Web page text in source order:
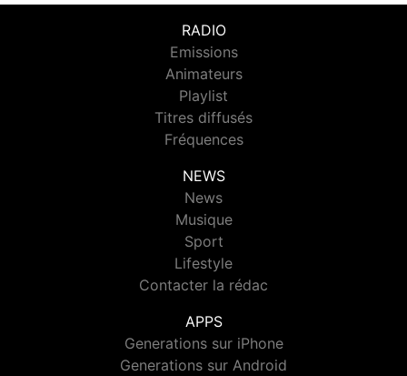
RADIO
Emissions
Animateurs
Playlist
Titres diffusés
Fréquences
NEWS
News
Musique
Sport
Lifestyle
Contacter la rédac
APPS
Generations sur iPhone
Generations sur Android